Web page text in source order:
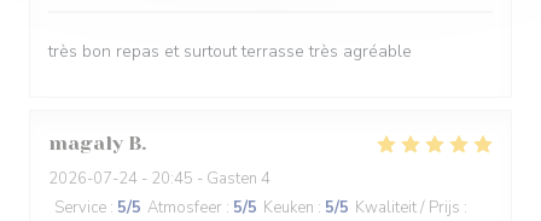
très bon repas et surtout terrasse très agréable
magaly B
2026-07-24 - 20:45 - Gasten 4
Service : 5/5 Atmosfeer : 5/5 Keuken : 5/5 Kwaliteit / Prijs :